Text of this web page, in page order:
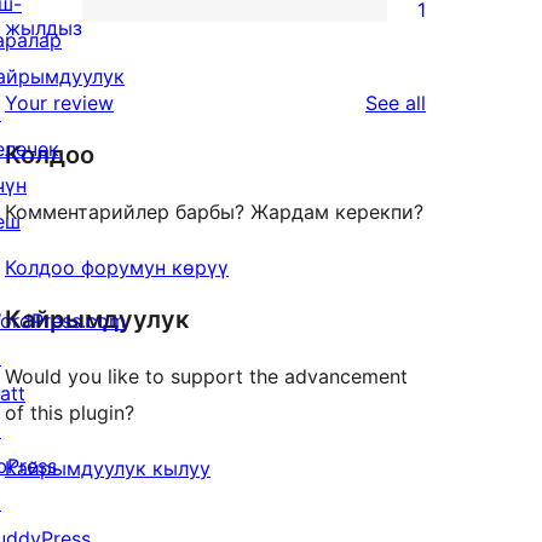
star
reviews
1
star
жылдыз
1
Your review See all
Колдоо
Комментарийлер барбы? Жардам керекпи?
Колдоо форумун көрүү
Кайрымдуулук
Would you like to support the advancement
of this plugin?
Кайрымдуулук кылуу